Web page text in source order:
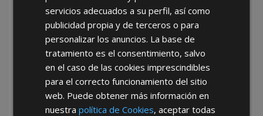
*Abstenerse particulares, sólo venta a tiendas y empresas minoristas y
servicios adecuados a su perfil, así como
publicidad propia y de terceros o para
personalizar los anuncios. La base de
tratamiento es el consentimiento, salvo
en el caso de las cookies imprescindibles
para el correcto funcionamiento del sitio
web. Puede obtener más información en
nuestrapolítica de Cookies, aceptar todas